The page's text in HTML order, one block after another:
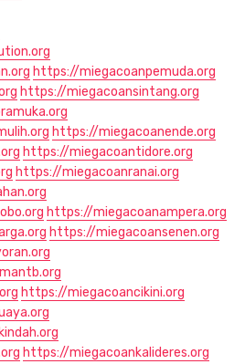
https://miegacoanpemuda.org
https://miegacoansintang.org
https://miegacoanende.org
https://miegacoantidore.org
https://miegacoanranai.org
https://miegacoanampera.org
https://miegacoansenen.org
https://miegacoancikini.org
https://miegacoankalideres.org